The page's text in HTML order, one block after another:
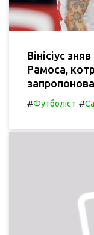
Вінісіус
Рамоса,
#Футболіст #